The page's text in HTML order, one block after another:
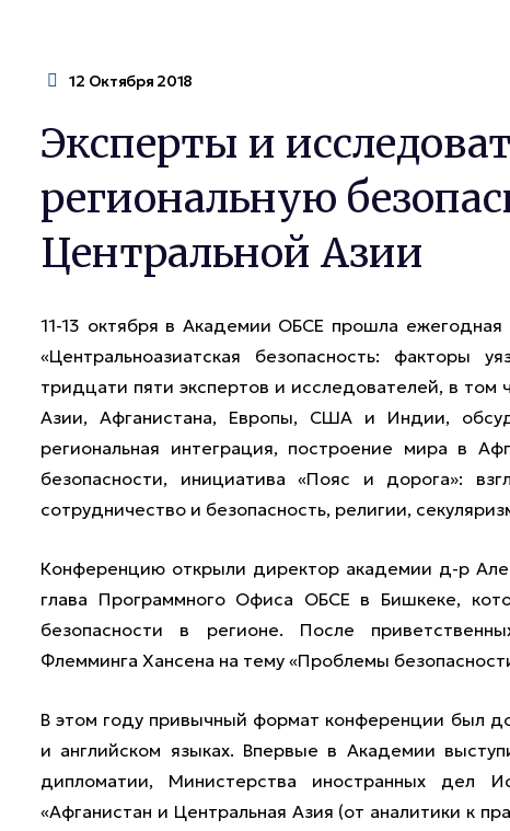
12 Октября 2018
Эксперты и
региональную
Центральной Азии
11-13 октября в Академии ОБСЕ прошла ежегодная
«Центральноазиатская безопасность: факторы
тридцати пяти экспертов и исследователей, в том
Азии, Афганистана, Европы, США и Индии,
региональная интеграция, построение мира в
безопасности, инициатива «Пояс и дорога»:
сотрудничество и безопасность, религии,
Конференцию открыли директор академии д-р
глава Программного Офиса ОБСЕ в Бишкеке,
безопасности в регионе. После
Флемминга Хансена на тему «Проблемы
В этом году привычный формат конференции был
и английском языках. Впервые в Академии
дипломатии, Министерства иностранных дел
«Афганистан и Центральная Азия (от аналитики к